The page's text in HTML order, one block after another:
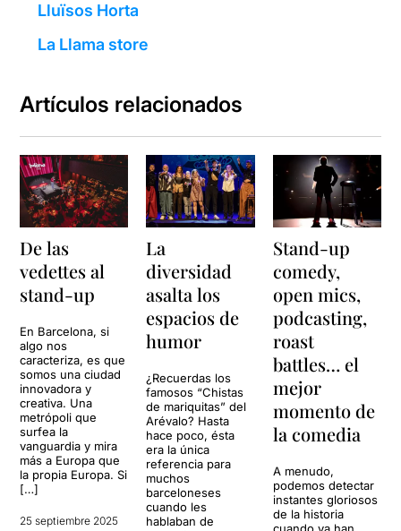
Lluïsos Horta
La Llama store
Artículos relacionados
De las
vedettes al
stand-up
En Barcelona, si
algo nos
caracteriza, es que
somos una ciudad
innovadora y
creativa. Una
metrópoli que
surfea la
vanguardia y mira
más a Europa que
la propia Europa. Si
[…]
25 septiembre 2025
La
diversidad
asalta los
espacios de
humor
¿Recuerdas los
famosos “Chistas
de mariquitas” del
Arévalo? Hasta
hace poco, ésta
era la única
referencia para
muchos
barceloneses
cuando les
hablaban de
Stand-up
comedy,
open mics,
podcasting,
roast
battles… el
mejor
momento de
la comedia
A menudo,
podemos detectar
instantes gloriosos
de la historia